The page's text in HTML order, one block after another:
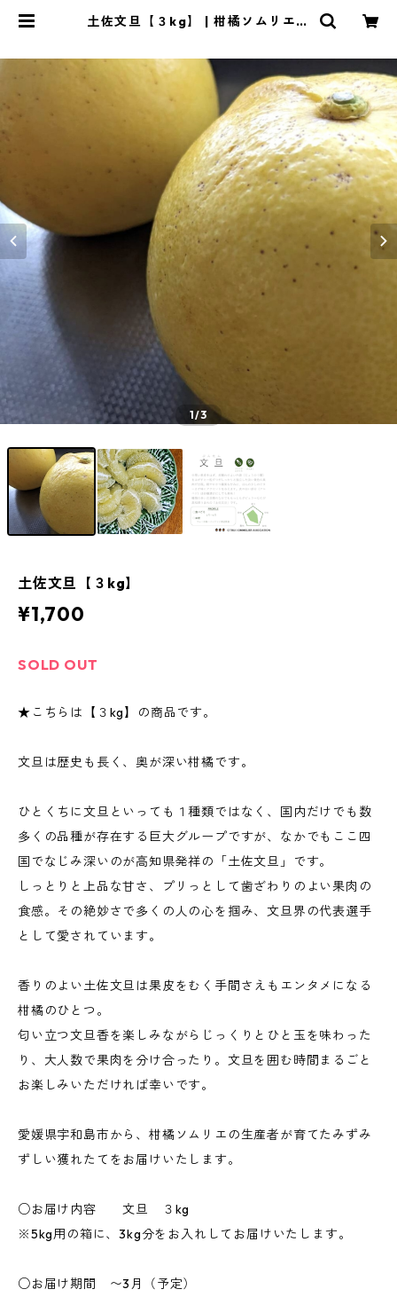
土佐文旦【３kg】 | 柑橘ソムリエ公
1/3
土佐文旦【３kg】
¥1,700
SOLD OUT
★こちらは【３kg】の商品です。
文旦は歴史も長く、奥が深い柑橘です。
ひとくちに文旦といっても１種類ではなく、国内だけでも数
多くの品種が存在する巨大グループですが、なかでもここ四
国でなじみ深いのが高知県発祥の「土佐文旦」です。
しっとりと上品な甘さ、プリっとして歯ざわりのよい果肉の
食感。その絶妙さで多くの人の心を掴み、文旦界の代表選手
として愛されています。
香りのよい土佐文旦は果皮をむく手間さえもエンタメになる
柑橘のひとつ。
匂い立つ文旦香を楽しみながらじっくりとひと玉を味わった
り、大人数で果肉を分け合ったり。文旦を囲む時間まるごと
お楽しみいただければ幸いです。
愛媛県宇和島市から、柑橘ソムリエの生産者が育てたみずみ
ずしい獲れたてをお届けいたします。
○お届け内容 文旦 ３kg
※5kg用の箱に、3kg分をお入れしてお届けいたします。
○お届け期間 〜3月（予定）